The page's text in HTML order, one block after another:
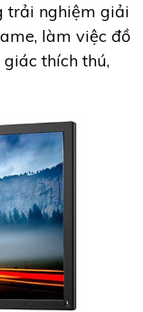
trải nghiệm giải
làm việc đồ
thích thú,